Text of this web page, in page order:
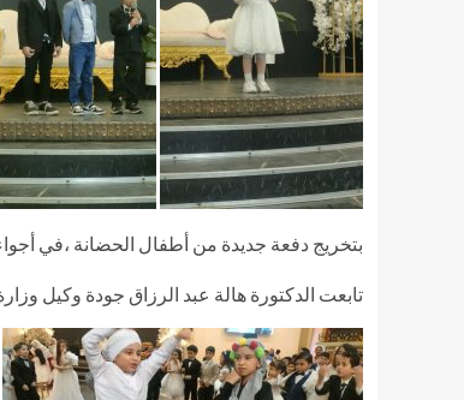
بتخريج دفعة جديدة من أطفال الحضانة ،في
تابعت الدكتورة هالة عبد الرزاق جودة وكيل